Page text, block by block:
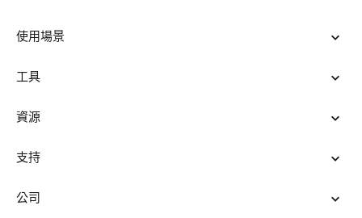
使用場景
工具
資源
支持
公司